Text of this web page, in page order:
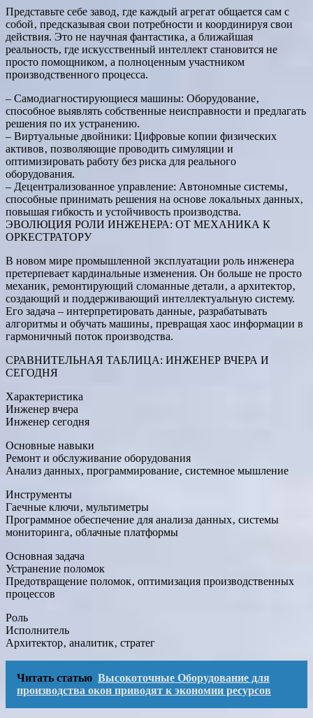
Представьте себе завод‚ где каждый агрегат общается сам с
собой‚ предсказывая свои потребности и координируя свои
действия. Это не научная фантастика‚ а ближайшая
реальность‚ где искусственный интеллект становится не
просто помощником‚ а полноценным участником
производственного процесса.
– Самодиагностирующиеся машины: Оборудование‚
способное выявлять собственные неисправности и предлагать
решения по их устранению.
– Виртуальные двойники: Цифровые копии физических
активов‚ позволяющие проводить симуляции и
оптимизировать работу без риска для реального
оборудования.
– Децентрализованное управление: Автономные системы‚
способные принимать решения на основе локальных данных‚
повышая гибкость и устойчивость производства.
ЭВОЛЮЦИЯ РОЛИ ИНЖЕНЕРА: ОТ МЕХАНИКА К
ОРКЕСТРАТОРУ
В новом мире промышленной эксплуатации роль инженера
претерпевает кардинальные изменения. Он больше не просто
механик‚ ремонтирующий сломанные детали‚ а архитектор‚
создающий и поддерживающий интеллектуальную систему.
Его задача – интерпретировать данные‚ разрабатывать
алгоритмы и обучать машины‚ превращая хаос информации в
гармоничный поток производства.
СРАВНИТЕЛЬНАЯ ТАБЛИЦА: ИНЖЕНЕР ВЧЕРА И
СЕГОДНЯ
Характеристика
Инженер вчера
Инженер сегодня
Основные навыки
Ремонт и обслуживание оборудования
Анализ данных‚ программирование‚ системное мышление
Инструменты
Гаечные ключи‚ мультиметры
Программное обеспечение для анализа данных‚ системы
мониторинга‚ облачные платформы
Основная задача
Устранение поломок
Предотвращение поломок‚ оптимизация производственных
процессов
Роль
Исполнитель
Архитектор‚ аналитик‚ стратег
Читать статью Высокоточные Оборудование для
производства окон приводят к экономии ресурсов